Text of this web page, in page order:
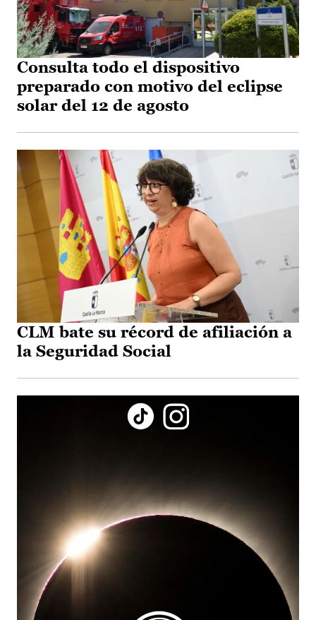
Consulta todo el dispositivo
preparado con motivo del eclipse
solar del 12 de agosto
CLM bate su récord de afiliación a
la Seguridad Social